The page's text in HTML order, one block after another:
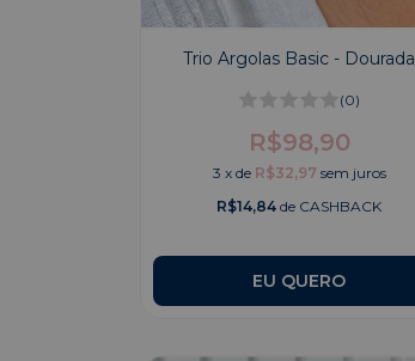
Trio Argolas Basic - Dourada
(0)
R$98,90
3 x de R$32,97 sem juros
R$14,84 de CASHBACK